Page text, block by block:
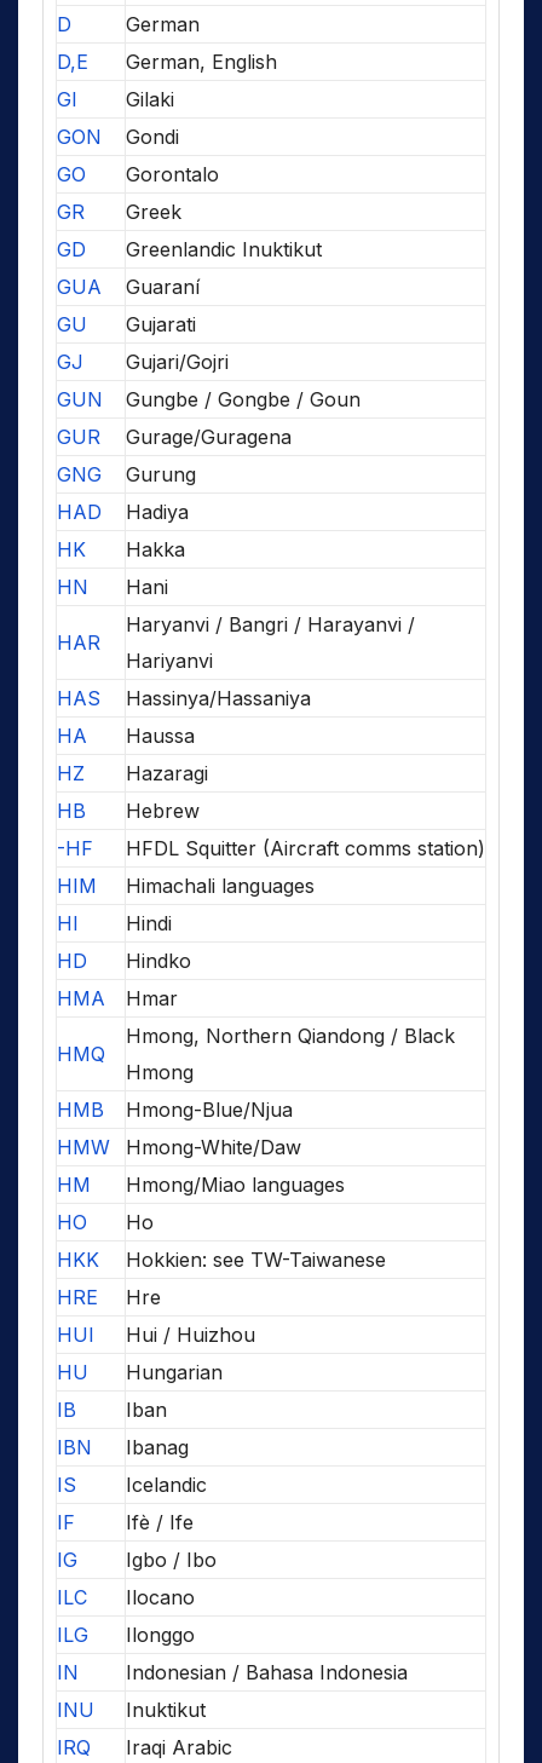
D
German
D,E
German, English
GI
Gilaki
GON
Gondi
GO
Gorontalo
GR
Greek
GD
Greenlandic Inuktikut
GUA
Guaraní
GU
Gujarati
GJ
Gujari/Gojri
GUN
Gungbe / Gongbe / Goun
GUR
Gurage/Guragena
GNG
Gurung
HAD
Hadiya
HK
Hakka
HN
Hani
HAR
Haryanvi / Bangri / Harayanvi /
Hariyanvi
HAS
Hassinya/Hassaniya
HA
Haussa
HZ
Hazaragi
HB
Hebrew
-HF
HFDL Squitter (Aircraft comms station)
HIM
Himachali languages
HI
Hindi
HD
Hindko
HMA
Hmar
HMQ
Hmong, Northern Qiandong / Black
Hmong
HMB
Hmong-Blue/Njua
HMW
Hmong-White/Daw
HM
Hmong/Miao languages
HO
Ho
HKK
Hokkien: see TW-Taiwanese
HRE
Hre
HUI
Hui / Huizhou
HU
Hungarian
IB
Iban
IBN
Ibanag
IS
Icelandic
IF
Ifè / Ife
IG
Igbo / Ibo
ILC
Ilocano
ILG
Ilonggo
IN
Indonesian / Bahasa Indonesia
INU
Inuktikut
IRQ
Iraqi Arabic